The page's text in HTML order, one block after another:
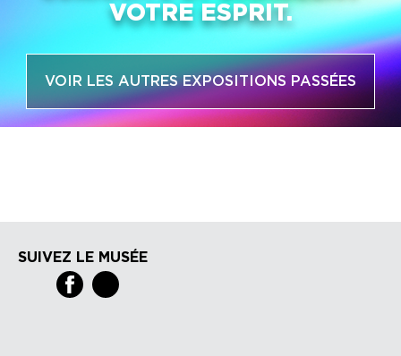
VOTRE ESPRIT.
VOIR LES AUTRES EXPOSITIONS PASSÉES
SUIVEZ LE MUSÉE